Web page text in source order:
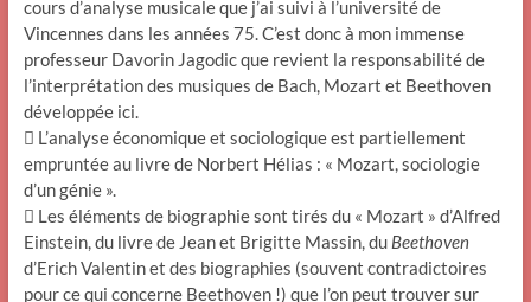
cours d’analyse musicale que j’ai suivi à l’université de
Vincennes dans les années 75. C’est donc à mon immense
professeur Davorin Jagodic que revient la responsabilité de
l’interprétation des musiques de Bach, Mozart et Beethoven
développée ici.
 L’analyse économique et sociologique est partiellement
empruntée au livre de Norbert Hélias : « Mozart, sociologie
d’un génie ».
 Les éléments de biographie sont tirés du « Mozart » d’Alfred
Einstein, du livre de Jean et Brigitte Massin, du Beethoven
d’Erich Valentin et des biographies (souvent contradictoires
pour ce qui concerne Beethoven !) que l’on peut trouver sur